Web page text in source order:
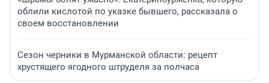
облили кислотой по указке бывшего, рассказала о
своем восстановлении
Сезон черники в Мурманской области: рецепт
хрустящего ягодного штруделя за полчаса